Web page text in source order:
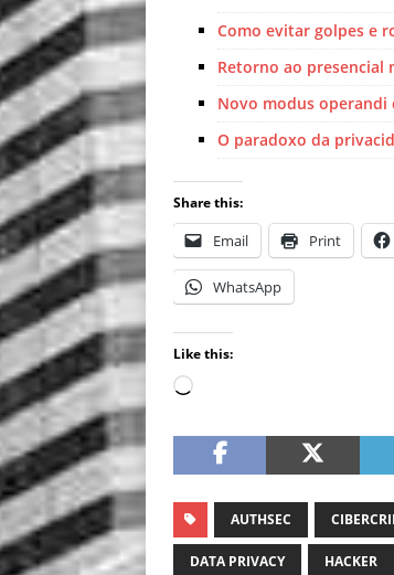
Como evitar golpes e
Retorno ao presencial
Novo modus operandi
O paradoxo da
Share this:
Email Print
WhatsApp
Like this:
AUTHSEC
DATA PRIVACY HACKER